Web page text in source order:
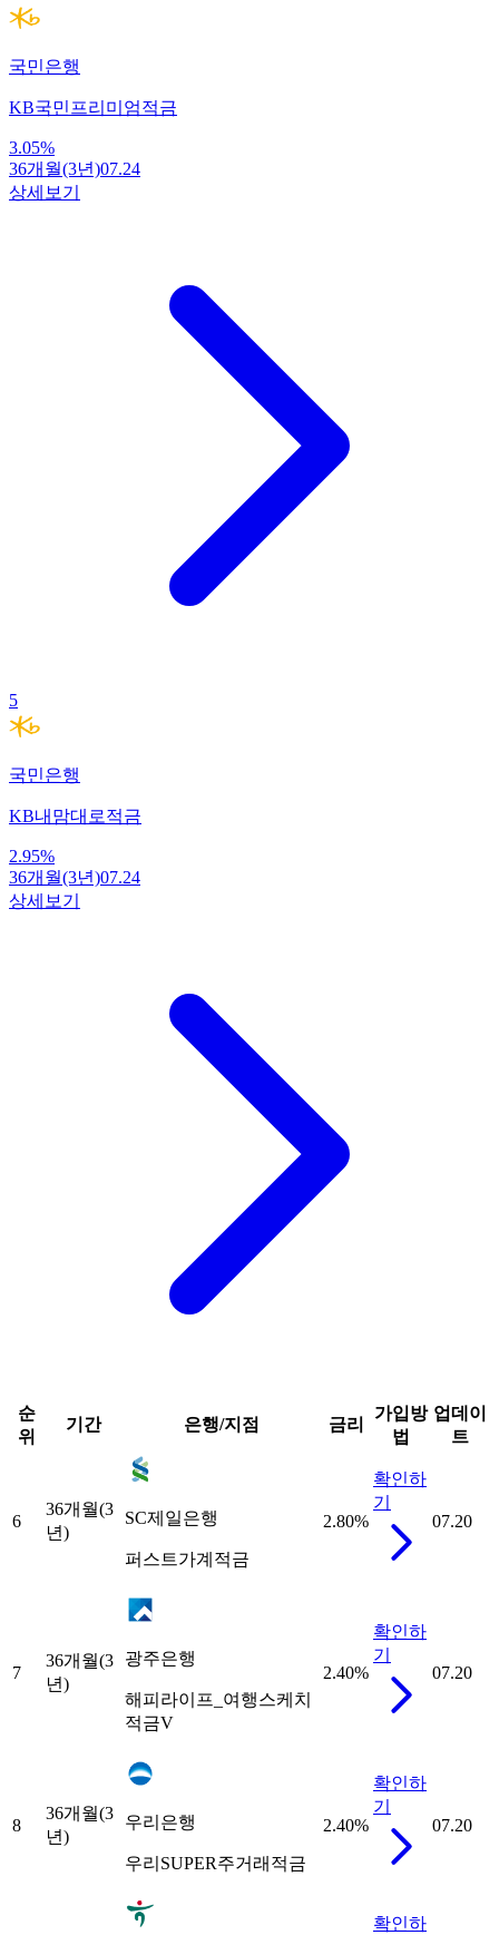
국민은행
KB국민프리미엄적금
3.05%
36개월(3년)07.24
상세보기
5
국민은행
KB내맘대로적금
2.95%
36개월(3년)07.24
상세보기
순
위
기간 은행/지점 금리
가입방
법
업데이
트
6
36개월(3
년)
SC제일은행
퍼스트가계적금
2.80%
확인하
기
07.20
7
36개월(3
년)
광주은행
해피라이프_여행스케치
적금V
2.40%
확인하
기
07.20
8
36개월(3
년)
우리은행
우리SUPER주거래적금
2.40%
확인하
기
07.20
확인하